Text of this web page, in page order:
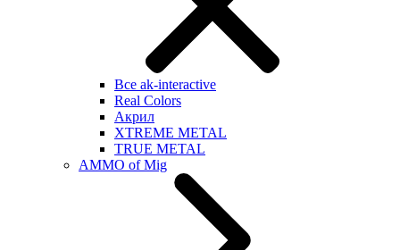
Все ak-interactive
Real Colors
Акрил
XTREME METAL
TRUE METAL
AMMO of Mig